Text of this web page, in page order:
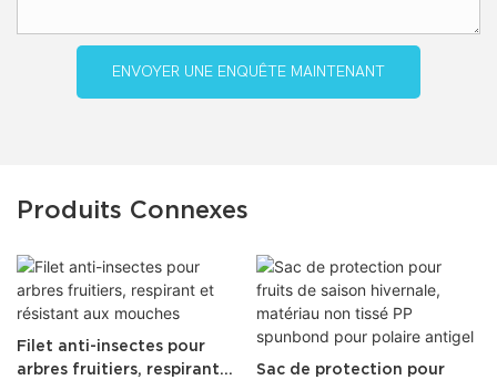
ENVOYER UNE ENQUÊTE MAINTENANT
Produits Connexes
Filet anti-insectes pour
arbres fruitiers, respirant
Sac de protection pour